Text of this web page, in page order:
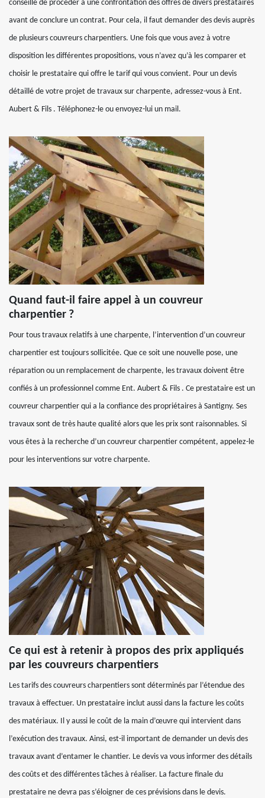
conseillé de procéder à une confrontation des offres de divers prestataires
avant de conclure un contrat. Pour cela, il faut demander des devis auprès
de plusieurs couvreurs charpentiers. Une fois que vous avez à votre
disposition les différentes propositions, vous n’avez qu’à les comparer et
choisir le prestataire qui offre le tarif qui vous convient. Pour un devis
détaillé de votre projet de travaux sur charpente, adressez-vous à Ent.
Aubert & Fils . Téléphonez-le ou envoyez-lui un mail.
Quand faut-il faire appel à un couvreur
charpentier ?
Pour tous travaux relatifs à une charpente, l’intervention d’un couvreur
charpentier est toujours sollicitée. Que ce soit une nouvelle pose, une
réparation ou un remplacement de charpente, les travaux doivent être
confiés à un professionnel comme Ent. Aubert & Fils . Ce prestataire est un
couvreur charpentier qui a la confiance des propriétaires à Santigny. Ses
travaux sont de très haute qualité alors que les prix sont raisonnables. Si
vous êtes à la recherche d’un couvreur charpentier compétent, appelez-le
pour les interventions sur votre charpente.
Ce qui est à retenir à propos des prix appliqués
par les couvreurs charpentiers
Les tarifs des couvreurs charpentiers sont déterminés par l’étendue des
travaux à effectuer. Un prestataire inclut aussi dans la facture les coûts
des matériaux. Il y aussi le coût de la main d’œuvre qui intervient dans
l’exécution des travaux. Ainsi, est-il important de demander un devis des
travaux avant d’entamer le chantier. Le devis va vous informer des détails
des coûts et des différentes tâches à réaliser. La facture finale du
prestataire ne devra pas s’éloigner de ces prévisions dans le devis.